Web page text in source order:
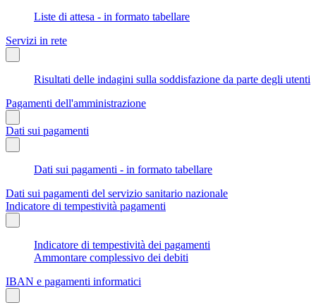
Liste di attesa - in formato tabellare
Servizi in rete
Risultati delle indagini sulla soddisfazione da parte degli utenti
Pagamenti dell'amministrazione
Dati sui pagamenti
Dati sui pagamenti - in formato tabellare
Dati sui pagamenti del servizio sanitario nazionale
Indicatore di tempestività pagamenti
Indicatore di tempestività dei pagamenti
Ammontare complessivo dei debiti
IBAN e pagamenti informatici